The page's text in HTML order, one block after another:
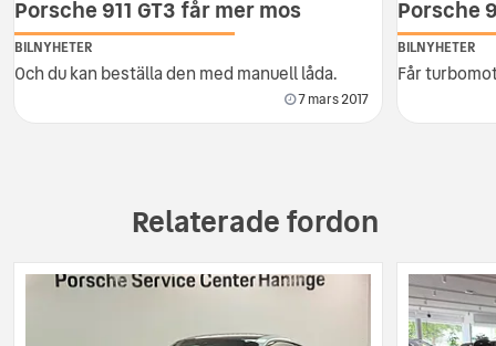
Porsche 911 GT3 får mer mos
BILNYHETER
Och du kan beställa den med manuell låda.
7 mars 2017
Porsche
BILNYHETER
Får
Relaterade fordon